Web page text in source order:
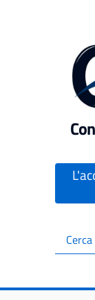
Inserisci
il